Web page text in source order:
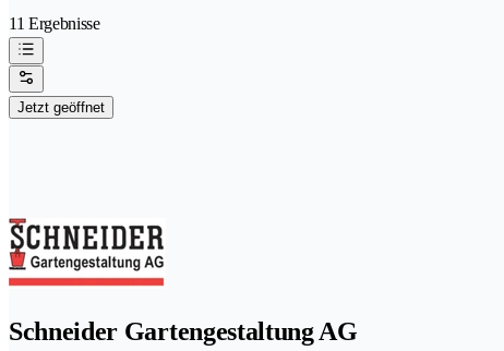
11 Ergebnisse
Jetzt geöffnet
Schneider Gartengestaltung AG